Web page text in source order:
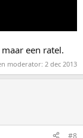
een ratel.
moderator: 2 dec 2013
#8